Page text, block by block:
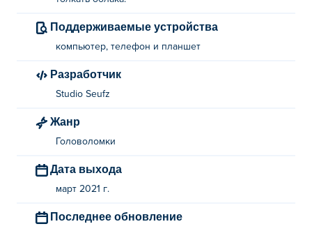
Поддерживаемые устройства
компьютер, телефон и планшет
Разработчик
Studio Seufz
Жанр
Головоломки
Дата выхода
март 2021 г.
Последнее обновление